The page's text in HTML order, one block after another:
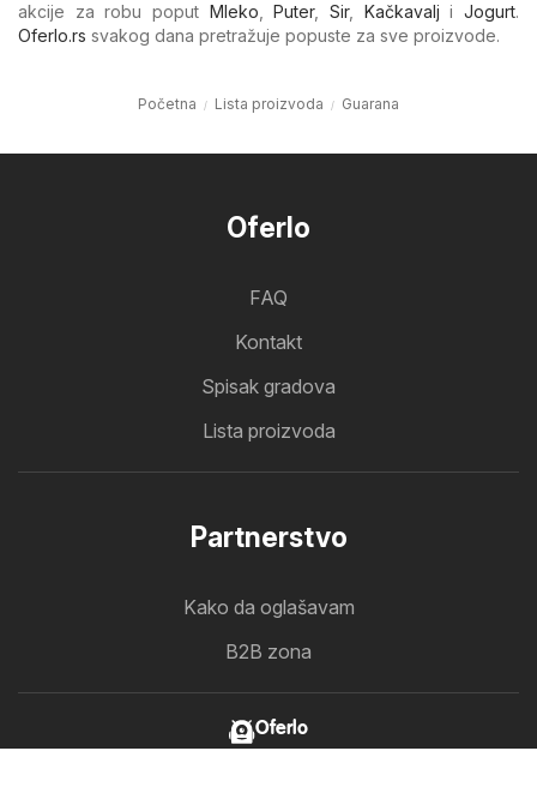
akcije za robu poput Mleko ,Puter,Sir, Kačkavalj iJogurt.
Oferlo.rs svakog dana pretražuje popuste za sve proizvode.
Početna Lista proizvoda Guarana
Oferlo
FAQ
Kontakt
Spisak gradova
Lista proizvoda
Partnerstvo
Kako da oglašavam
B2B zona
Oferlo